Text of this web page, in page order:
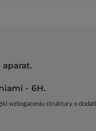
- 6H.
wzbogaceniu struktury o